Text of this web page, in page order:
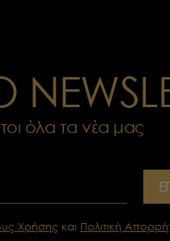
όλα τα νέα μας
Χρήσης και Πολιτική